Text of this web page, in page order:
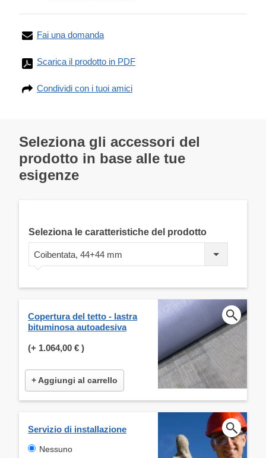
Fai una domanda
Scarica il prodotto in PDF
Condividi con i tuoi amici
Seleziona gli accessori del
prodotto in base alle tue
esigenze
Seleziona le caratteristiche del prodotto
Coibentata, 44+44 mm
Copertura del tetto - lastra
bituminosa autoadesiva
(+ 1.064,00 € )
+ Aggiungi al carrello
Servizio di installazione
Nessuno